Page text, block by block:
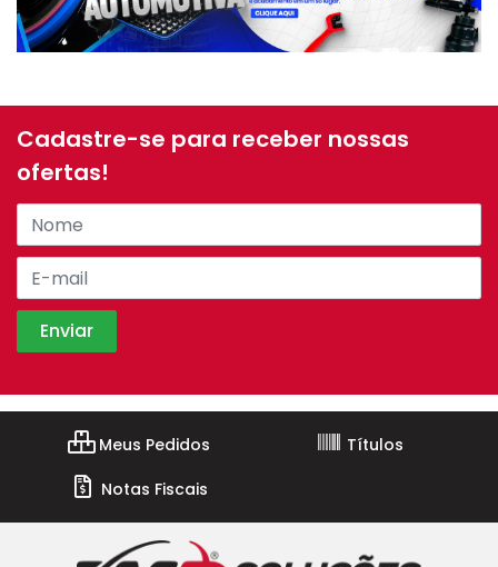
Cadastre-se para receber nossas
ofertas!
Meus Pedidos
Títulos
Notas Fiscais